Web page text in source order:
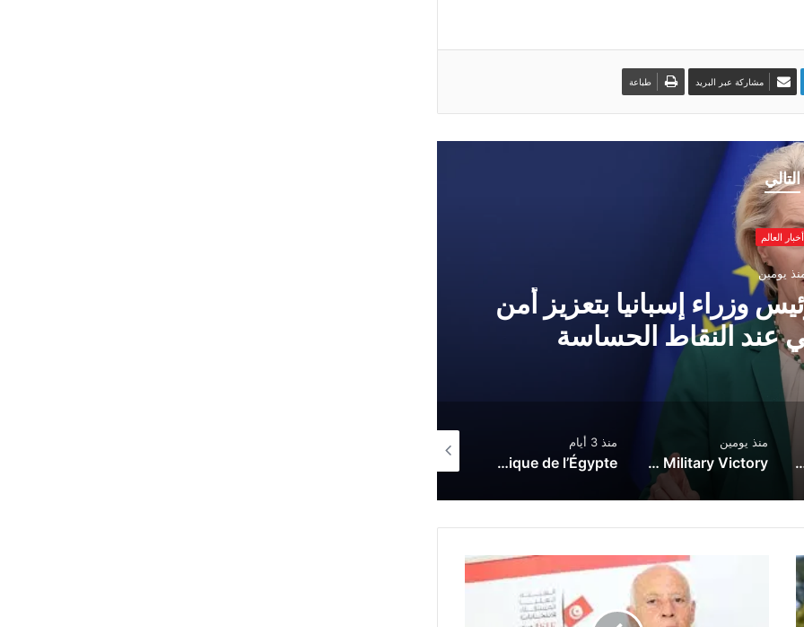
مشاركة عبر البريد طباعة
التالي
أخبار العالم
يومين
وزراء إسبانيا بتعزيز أمن
عند النقاط الحساسة
EU calls for stronger borders
منذ يومين
Chemical Weapons, Nuclear Weapons, and the Changing Meaning of Military Victory
منذ 3 أيام
L’impact de l’escalade Iran–États-Unis–entité sioniste sur la dynamique énergétique de l’Égypte